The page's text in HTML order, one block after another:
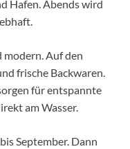
Hafen. Abends wird
modern. Auf den
frische Backwaren.
für entspannte
am Wasser.
September. Dann